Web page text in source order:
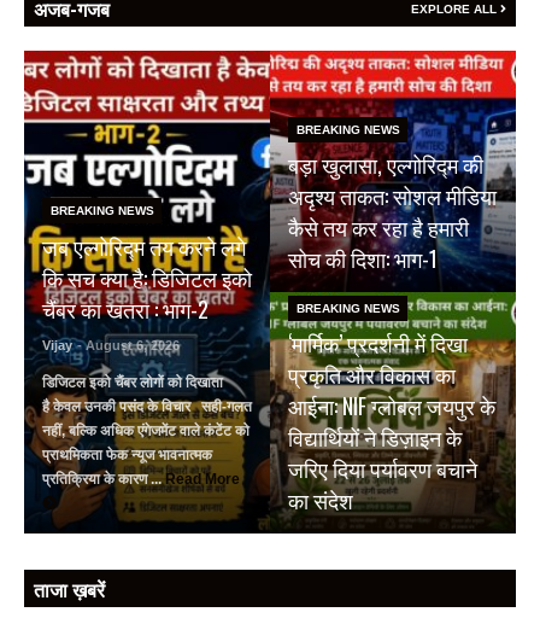
अजब-गजब EXPLORE ALL
BREAKING NEWS
जब एल्गोरिद्म तय करने लगे
कि सच क्या है: डिजिटल इको
चैंबर का खतरा : भाग-2
Vijay - August 6, 2026
डिजिटल इको चैंबर लोगों को दिखाता
है केवल उनकी पसंद के विचार सही-गलत
नहीं, बल्कि अधिक एंगेजमेंट वाले कंटेंट को
प्राथमिकता फेक न्यूज भावनात्मक
प्रतिक्रिया के कारण ... Read More
BREAKING NEWS
बड़ा खुलासा, एल्गोरिद्म की
अदृश्य ताकत: सोशल मीडिया
कैसे तय कर रहा है हमारी
सोच की दिशा: भाग-1
BREAKING NEWS
‘मार्मिक’ प्रदर्शनी में दिखा
प्रकृति और विकास का
आईना: NIF ग्लोबल जयपुर के
विद्यार्थियों ने डिज़ाइन के
जरिए दिया पर्यावरण बचाने
का संदेश
ताजा ख़बरें